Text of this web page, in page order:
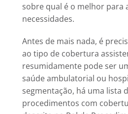
sobre qual é o melhor para
necessidades.
Antes de mais nada, é
ao tipo de cobertura
resumidamente pode ser
saúde ambulatorial ou
segmentação, há uma lista
procedimentos com